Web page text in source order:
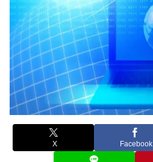
X Facebook